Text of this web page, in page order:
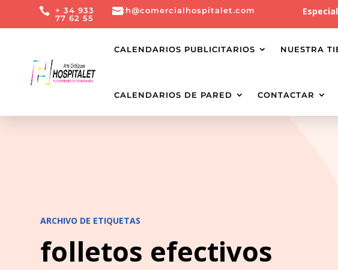
 + 34 933
77 62 55
ch@comercialhospitalet.com
CALENDARIOS PUBLICITARIOS NUESTRA
CALENDARIOS DE PARED CONTACTAR
ARCHIVO DE ETIQUETAS
folletos efectivos